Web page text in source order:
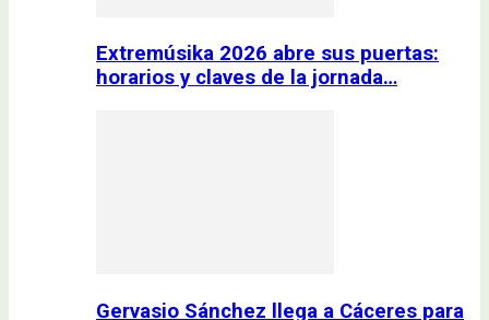
Extremúsika 2026 abre sus puertas:
horarios y claves de la jornada…
Gervasio Sánchez llega a Cáceres para